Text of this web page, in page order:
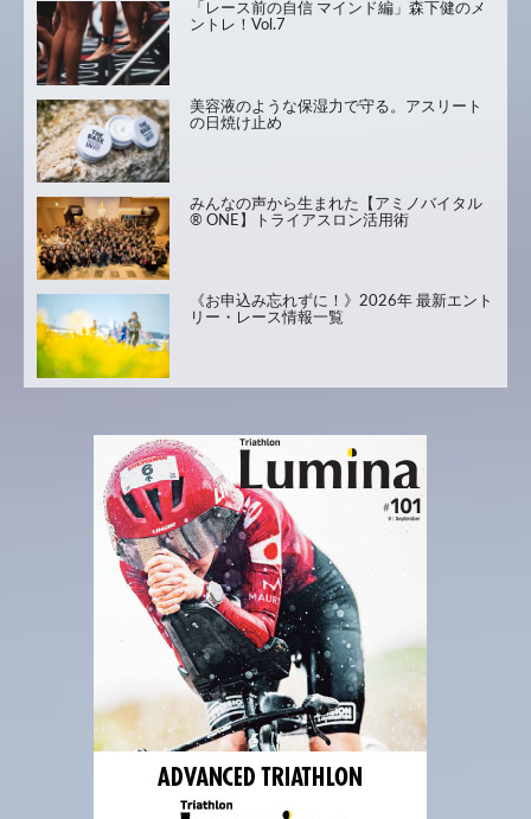
「レース前の自信 マインド編」森下健のメ
ントレ！Vol.7
美容液のような保湿力で守る。アスリート
の日焼け止め
みんなの声から生まれた【アミノバイタル
® ONE】トライアスロン活用術
《お申込み忘れずに！》2026年 最新エント
リー・レース情報一覧